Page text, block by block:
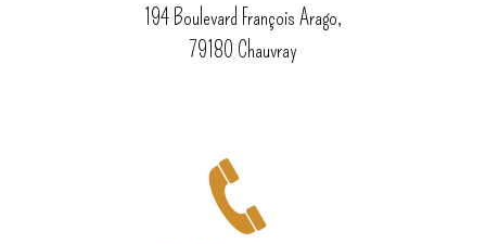
194 Boulevard François Arago,
79180 Chauvray